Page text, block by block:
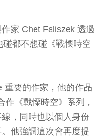
家 Chet Faliszek 透過
都不想碰《戰慄時空
重要的作家，他的作品
作《戰慄時空》系列，
線，同時也以個人身份
。他強調這次會再度提